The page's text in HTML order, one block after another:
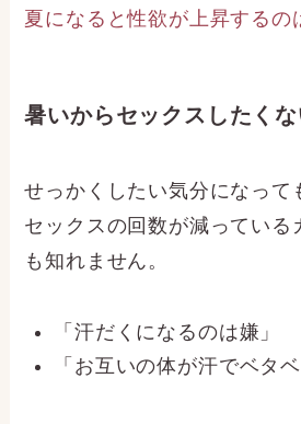
夏になると性欲が上昇するの
暑いからセックスしたくな
せっかくしたい気分になって
セックスの回数が減っている
も知れません。
「汗だくになるのは嫌」
「お互いの体が汗でベタ